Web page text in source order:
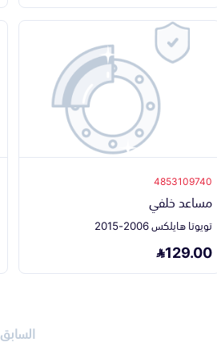
4853109740
مساعد خلفي
تويوتا هايلكس 2006-2015
129.00
السابق